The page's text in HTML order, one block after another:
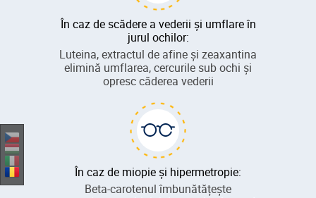
În caz de scădere a vederii și umflare în
jurul ochilor:
Luteina, extractul de afine și zeaxantina
elimină umflarea, cercurile sub ochi și
opresc căderea vederii
În caz de miopie și hipermetropie:
Beta-carotenul îmbunătățește